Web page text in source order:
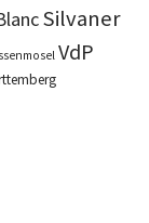
Silvaner
VdP